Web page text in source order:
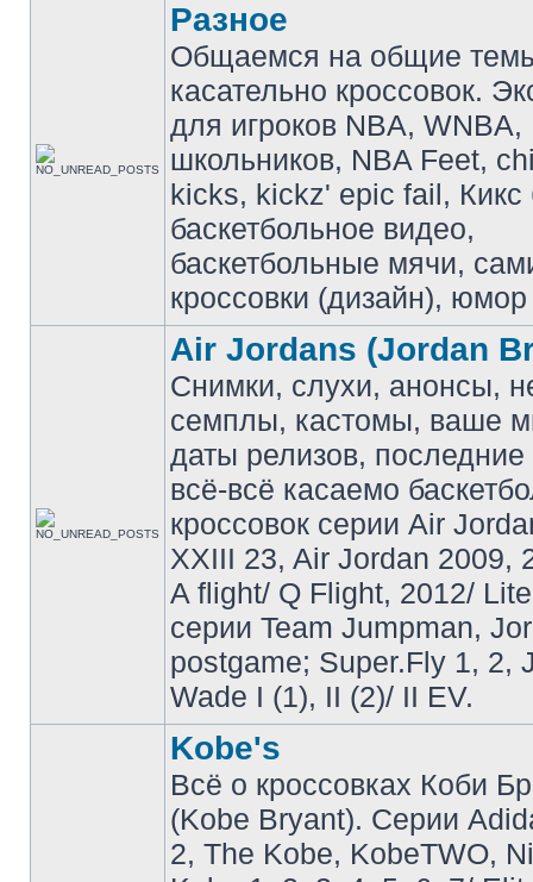
Разное
Общаемся на общие
касательно кроссовок.
для игроков NBA, WNBA,
школьников, NBA Feet,
kicks, kickz' epic fail, Кикс
баскетбольное видео,
баскетбольные мячи,
кроссовки (дизайн),
Air Jordans (Jordan
Снимки, слухи, анонсы,
семплы, кастомы, ваше
даты релизов, последние
всё-всё касаемо
кроссовок серии Air
XXIII 23, Air Jordan 2009,
A flight/ Q Flight, 2012/
серии Team Jumpman,
postgame; Super.Fly 1, 2,
Wade I (1), II (2)/ II EV.
Kobe's
Всё о кроссовках Коби
(Kobe Bryant). Серии
2, The Kobe, KobeTWO,